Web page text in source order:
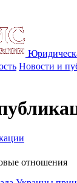
Новости и
отношения